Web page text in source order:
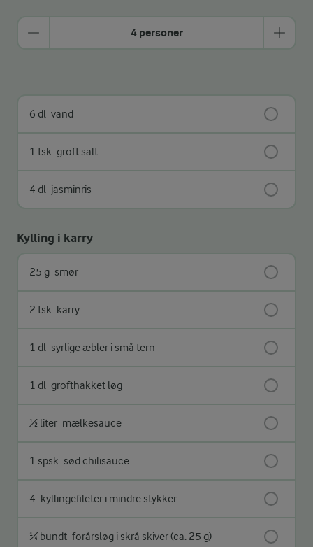
4 personer
6 dl vand
1 tsk groft salt
4 dl jasminris
Kylling i karry
25 g smør
2 tsk karry
1 dl syrlige æbler i små tern
1 dl grofthakket løg
½ liter mælkesauce
1 spsk sød chilisauce
4 kyllingefileter i mindre stykker
¼ bundt forårsløg i skrå skiver (ca. 25 g)